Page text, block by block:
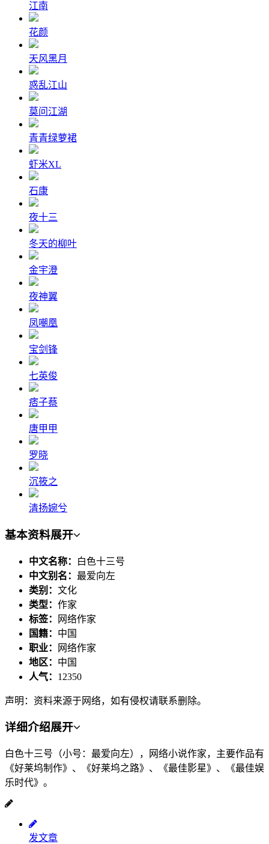
江南
花颜
天风黑月
惑乱江山
莫问江湖
青青绿萝裙
虾米XL
石康
夜十三
冬天的柳叶
金宇澄
夜神翼
凤嘲凰
宝剑锋
七英俊
痞子蔡
唐甲甲
罗晓
沉筱之
清扬婉兮
基本资料展开
中文名称：
白色十三号
中文别名： 最爱向左
类别： 文化
类型： 作家
标签：
网络作家
国籍： 中国
职业：
网络作家
地区： 中国
人气： 12350
声明：资料来源于网络，如有侵权请联系删除。
详细介绍展开
白色十三号（小号：最爱向左），网络小说作家，主要作品有
《好莱坞制作》、《好莱坞之路》、《最佳影星》、《最佳娱
乐时代》。
发文章